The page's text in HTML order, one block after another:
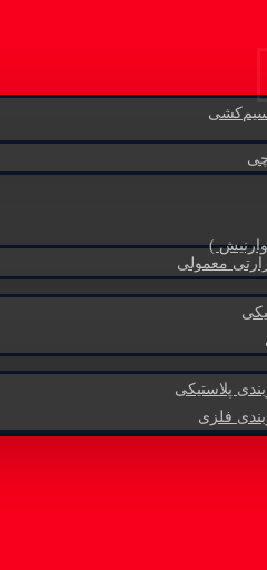
سیم‌کشی
)
معمولی
پلاستیکی
فلزی